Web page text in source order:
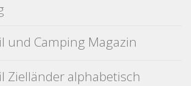
und Camping Magazin
Zielländer alphabetisch